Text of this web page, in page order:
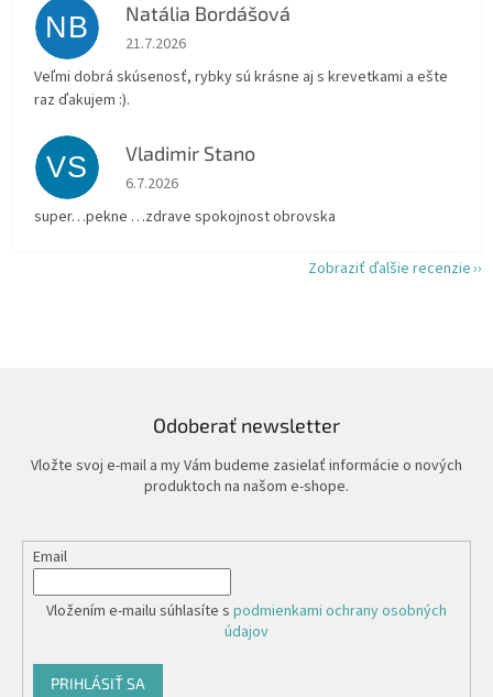
NB Natália Bordášová
Hodnotenie obchodu je 5 z 5 hviezdičiek.
21.7.2026
Veľmi dobrá skúsenosť, rybky sú krásne aj s krevetkami a ešte
raz ďakujem :).
VS Vladimir Stano
Hodnotenie obchodu je 5 z 5 hviezdičiek.
6.7.2026
super…pekne …zdrave spokojnost obrovska
Zobraziť ďalšie recenzie
Odoberať newsletter
Vložte svoj e-mail a my Vám budeme zasielať informácie o nových
produktoch na našom e-shope.
Email
Vložením e-mailu súhlasíte s podmienkami ochrany osobných
údajov
PRIHLÁSIŤ SA